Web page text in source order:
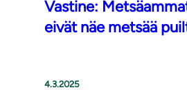
Vastine:
eivät näe metsää
4.3.2025